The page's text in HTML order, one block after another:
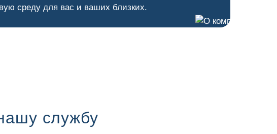
среду для вас и ваших близких.
службу